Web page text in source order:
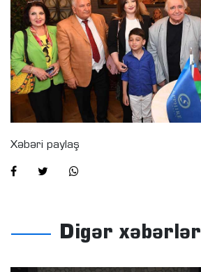
Xəbəri paylaş
Digər xəbərlər